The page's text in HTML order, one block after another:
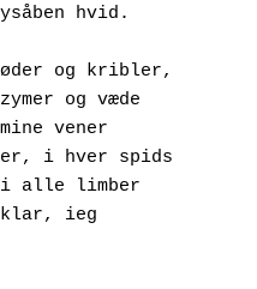
lysåben hvid.
og kribler,
enzymer og væde
i mine vener
i hver spids
i alle limber